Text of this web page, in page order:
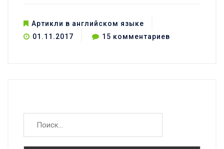
Артикли в английском языке
01.11.2017
15 комментариев